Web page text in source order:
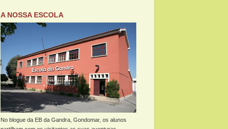
A NOSSA ESCOLA
No blogue da EB da Gandra, Gondomar, os alunos